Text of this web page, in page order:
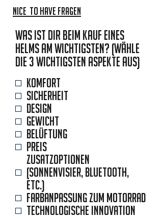
Nice to Have Fragen
Was ist dir beim Kauf eines
Helms am wichtigsten? (wähle
die 3 wichtigsten Aspekte aus)
Komfort
Sicherheit
Design
Gewicht
Belüftung
Preis
Zusatzoptionen
(Sonnenvisier, Bluetooth,
etc.)
Farbanpassung zum Motorrad
Technologische Innovation